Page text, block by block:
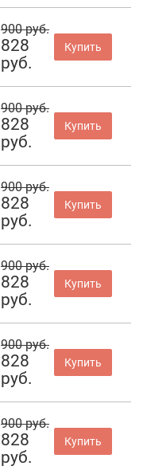
900 руб.
828
руб.
Купить
900 руб.
828
руб.
Купить
900 руб.
828
руб.
Купить
900 руб.
828
руб.
Купить
900 руб.
828
руб.
Купить
900 руб.
828
руб.
Купить